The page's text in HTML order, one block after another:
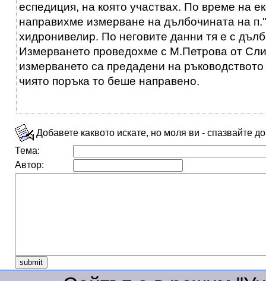
еспедиция, на която участвах. По време на
направихме измерване на дълбочината на
хидронивелир. По неговите данни тя е с
Измерването проведохме с М.Петрова от
измерването са предадени на
чиято поръка то беше направено.
Добавете каквото искате, но моля ви - спазвайте
Тема:
Автор: